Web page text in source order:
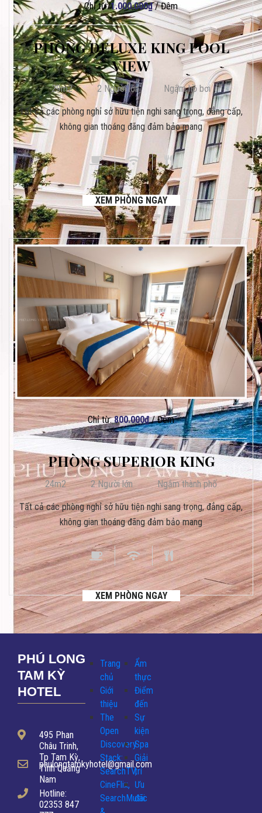
Chỉ từ: 1.000.000₫ / Đêm
PHÒNG DELUXE KING POOL
VIEW
29m2 2 Người lớn Ngắm hồ bơi
Tất cả các phòng nghỉ sở hữu tiện nghi sang trọng, đẳng cấp,
không gian thoáng đãng đảm bảo mang
XEM PHÒNG NGAY
Chỉ từ: 800.000₫ / Đêm
PHÒNG SUPERIOR KING
24m2 2 Người lớn Ngắm thành phố
Tất cả các phòng nghỉ sở hữu tiện nghi sang trọng, đẳng cấp,
không gian thoáng đãng đảm bảo mang
XEM PHÒNG NGAY
PHÚ LONG
TAM KỲ
HOTEL
495 Phan
Châu Trinh,
Tp Tam Kỳ,
Tỉnh Quảng
Nam
phulongtamkyhotel@gmail.com
Hotline:
02353 847
Trang
chủ
Giới
thiệu
The
Open
Discovery
Stack:
SearchTV,
CineFlix,
SearchMusic
Ẩm
thực
Điểm
đến
Sự
kiện
Spa
Giải
trí
Ưu
đãi